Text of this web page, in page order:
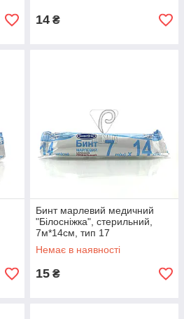
14 ₴
Бинт марлевий медичний
"Білосніжка", стерильний,
7м*14см, тип 17
Немає в наявності
15 ₴